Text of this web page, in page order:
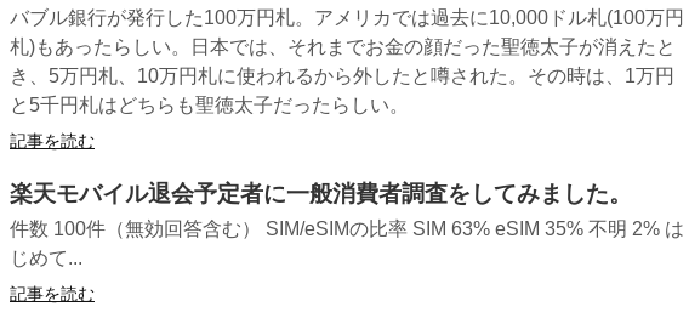
バブル銀行が発行した100万円札。アメリカでは過去に10,000ドル札(100万円
札)もあったらしい。日本では、それまでお金の顔だった聖徳太子が消えたと
き、5万円札、10万円札に使われるから外したと噂された。その時は、1万円
と5千円札はどちらも聖徳太子だったらしい。
記事を読む
楽天モバイル退会予定者に一般消費者調査をしてみました。
件数 100件（無効回答含む） SIM/eSIMの比率 SIM 63% eSIM 35% 不明 2% は
じめて...
記事を読む